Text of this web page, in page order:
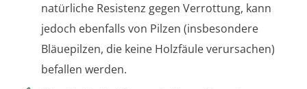
natürliche Resistenz gegen Verrottung, kann
jedoch ebenfalls von Pilzen (insbesondere
Bläuepilzen, die keine Holzfäule verursachen)
befallen werden.